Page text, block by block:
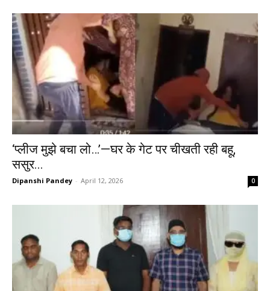
‘प्लीज मुझे बचा लो…’—घर के गेट पर चीखती रही बहू,
ससुर...
Dipanshi Pandey - April 12, 2026 0